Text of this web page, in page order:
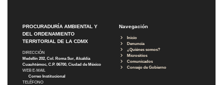
PROCURADURÍA AMBIENTAL Y
DEL ORDENAMIENTO
TERRITORIAL DE LA CDMX
DIRECCIÓN
Medellín 202, Col. Roma Sur, Alcaldía
Cuauhtémoc, C.P. 06700, Ciudad de México
WEB E-MAIL
Correo Institucional
TELÉFONO
Navegación
Inicio
Denuncia
¿Quiénes somos?
Micrositios
Comunicados
Consejo de Gobierno